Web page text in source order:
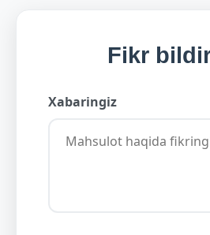
Fikr
Xabaringiz